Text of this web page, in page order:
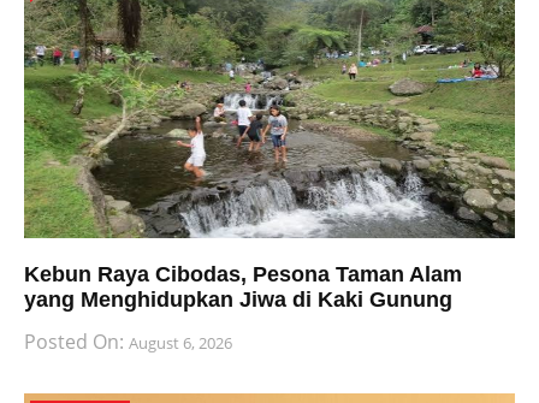
Kebun Raya Cibodas, Pesona Taman Alam
yang Menghidupkan Jiwa di Kaki Gunung
Posted On: August 6, 2026